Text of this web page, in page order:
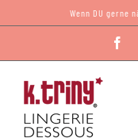
Inhalt
Wenn DU gerne